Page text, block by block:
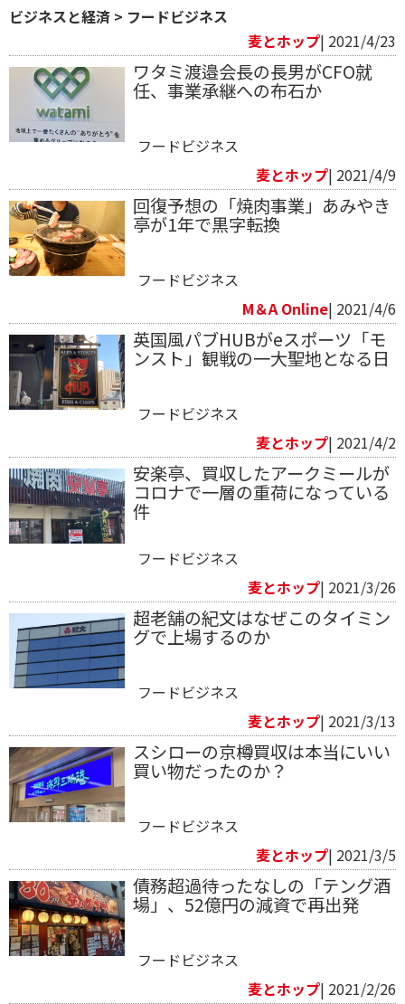
ビジネスと経済 > フードビジネス
麦とホップ| 2021/4/23
ワタミ渡邉会長の長男がCFO就
任、事業承継への布石か
フードビジネス
麦とホップ| 2021/4/9
回復予想の「焼肉事業」あみやき
亭が1年で黒字転換
フードビジネス
M＆A Online| 2021/4/6
英国風パブHUBがeスポーツ「モ
ンスト」観戦の一大聖地となる日
フードビジネス
麦とホップ| 2021/4/2
安楽亭、買収したアークミールが
コロナで一層の重荷になっている
件
フードビジネス
麦とホップ| 2021/3/26
超老舗の紀文はなぜこのタイミン
グで上場するのか
フードビジネス
麦とホップ| 2021/3/13
スシローの京樽買収は本当にいい
買い物だったのか？
フードビジネス
麦とホップ| 2021/3/5
債務超過待ったなしの「テング酒
場」、52億円の減資で再出発
フードビジネス
麦とホップ| 2021/2/26